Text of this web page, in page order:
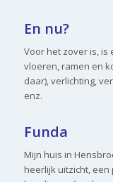
En nu?
Voor het zover is, is
vloeren, ramen en
daar), verlichting,
enz.
Funda
Mijn huis in
heerlijk uitzicht,